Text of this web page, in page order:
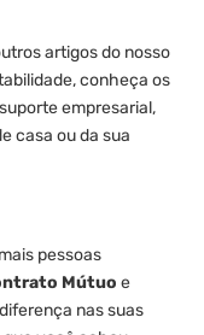
artigos do nosso
conheça os
empresarial,
casa ou da sua
pessoas
Mútuo e
nas suas